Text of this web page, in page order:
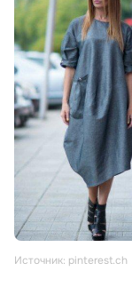
Источник: pinterest.ch